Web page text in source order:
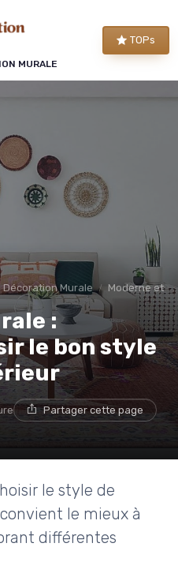
MURALE
TOPs
Décoration Murale Moderne et
:
le bon style
Partager cette page
le style de
le mieux à
différentes